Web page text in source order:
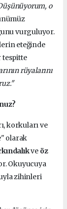
o
vurguluyor.
eteğinde
tespitte
rüyalarını
korkuları ve
olarak
ve öz
Okuyucuya
zihinleri